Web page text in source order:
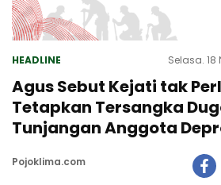
HEADLINE Selasa. 18
Agus Sebut Kejati tak
Tetapkan Tersangka
Tunjangan Anggota
Pojoklima.com